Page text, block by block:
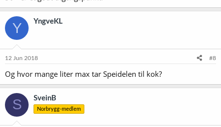
Y YngveKL
12 Jun 2018 #8
Og hvor mange liter max tar Speidelen til kok?
S SveinB
Norbrygg-medlem